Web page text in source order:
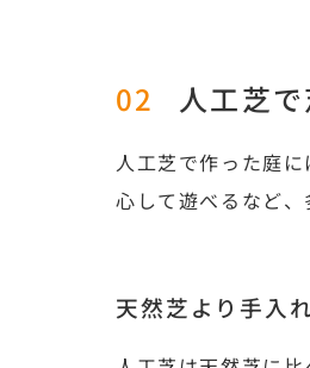
人工芝
人工芝で作った庭
心して遊べるなど、
天然芝より手入